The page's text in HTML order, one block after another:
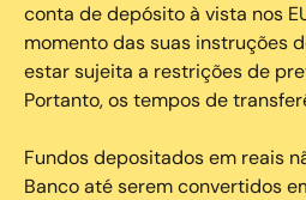
conta de depósito à vista nos
momento das suas instruções
estar sujeita a restrições de
Portanto, os tempos de
Fundos depositados em reais
Banco até serem convertidos